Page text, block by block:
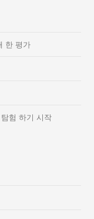
한 평가
험 하기 시작